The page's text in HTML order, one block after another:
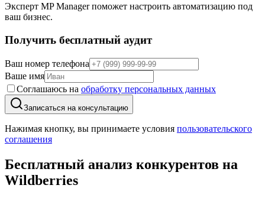
Эксперт MP Manager поможет настроить автоматизацию под
ваш бизнес.
Получить бесплатный аудит
Ваш номер телефона
Ваше имя
Соглашаюсь на обработку персональных данных
Записаться на консультацию
Нажимая кнопку, вы принимаете условия пользовательского
соглашения
Бесплатный анализ конкурентов на
Wildberries